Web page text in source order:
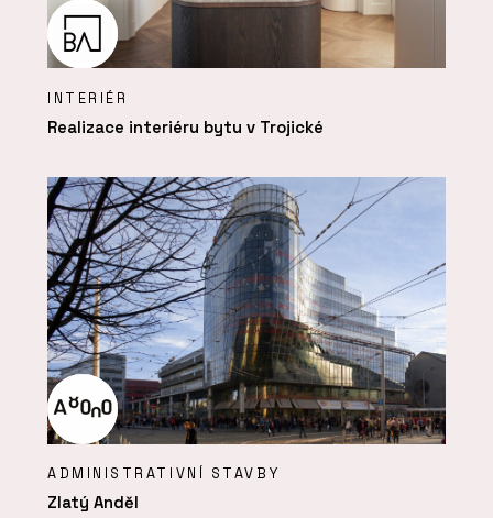
INTERIÉR
Realizace interiéru bytu v Trojické
ADMINISTRATIVNÍ STAVBY
Zlatý Anděl